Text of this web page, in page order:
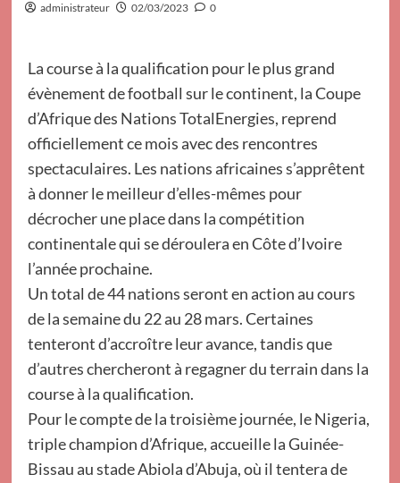
administrateur 02/03/2023 0
La course à la qualification pour le plus grand
évènement de football sur le continent, la Coupe
d’Afrique des Nations TotalEnergies, reprend
officiellement ce mois avec des rencontres
spectaculaires. Les nations africaines s’apprêtent
à donner le meilleur d’elles-mêmes pour
décrocher une place dans la compétition
continentale qui se déroulera en Côte d’Ivoire
l’année prochaine.
Un total de 44 nations seront en action au cours
de la semaine du 22 au 28 mars. Certaines
tenteront d’accroître leur avance, tandis que
d’autres chercheront à regagner du terrain dans la
course à la qualification.
Pour le compte de la troisième journée, le Nigeria,
triple champion d’Afrique, accueille la Guinée-
Bissau au stade Abiola d’Abuja, où il tentera de